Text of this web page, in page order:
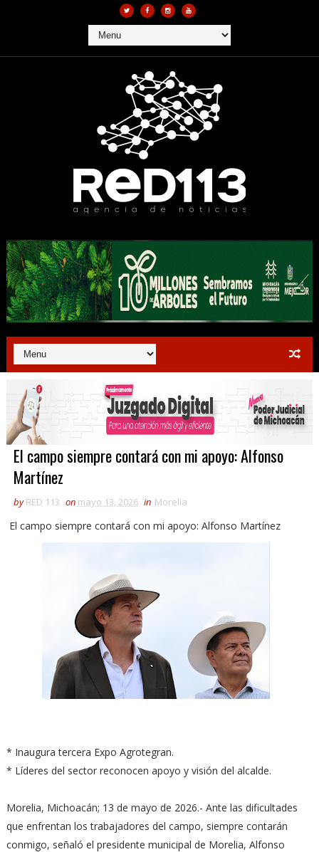
El campo siempre contará con mi apoyo: Alfonso
Martínez
by RED 113 on mayo 13, 2026 in Morelia
El campo siempre contará con mi apoyo: Alfonso Martínez
* Inaugura tercera Expo Agrotegran.
* Líderes del sector reconocen apoyo y visión del alcalde.
Morelia, Michoacán; 13 de mayo de 2026.- Ante las dificultades
que enfrentan los trabajadores del campo, siempre contarán
conmigo, señaló el presidente municipal de Morelia, Alfonso